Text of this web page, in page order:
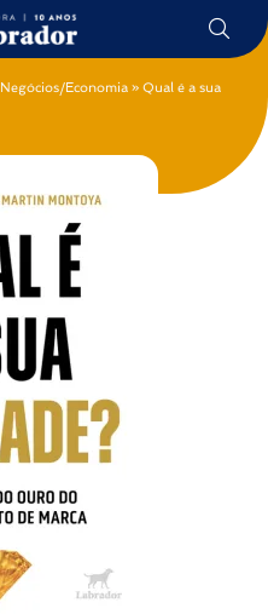
Negócios/Economia » Qual é a sua